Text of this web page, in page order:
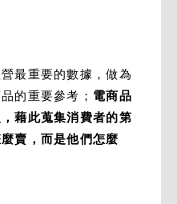
最重要的數據，做為
的重要參考； 電商品
藉此蒐集消費者的第
賣，而是他們怎麼